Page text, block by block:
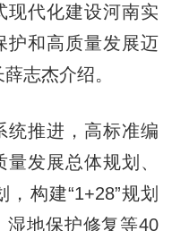
现代化建设河南实
护和高质量发展迈
志杰介绍。
推进，高标准编
发展总体规划、
构建“1+28”规划
湿地保护修复等40